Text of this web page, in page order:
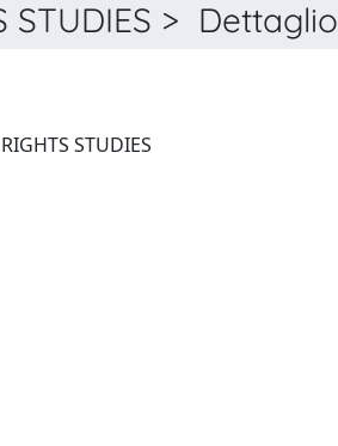
STUDIES > Dettaglio